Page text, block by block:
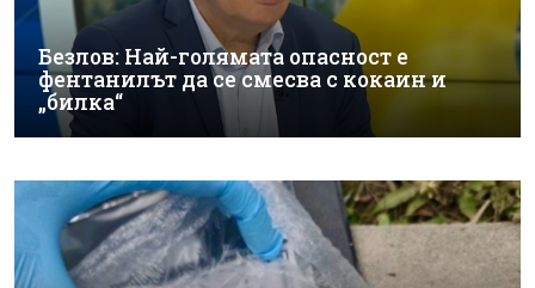
Безлов: Най-голямата опасност е
фентанилът да се смесва с кокаин и
„билка“